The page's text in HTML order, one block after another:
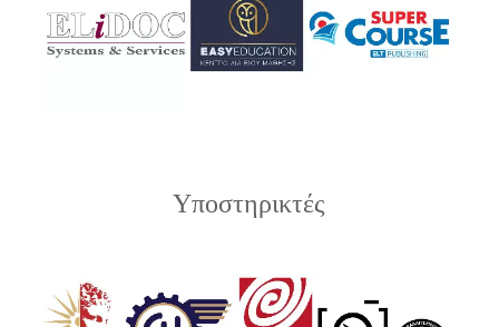
Υποστηρικτές